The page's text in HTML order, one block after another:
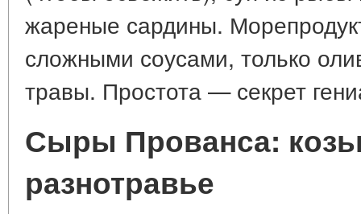
жареные сардины.
сложными соусами, только
травы. Простота — секрет
Сыры Прованса:
разнотравье